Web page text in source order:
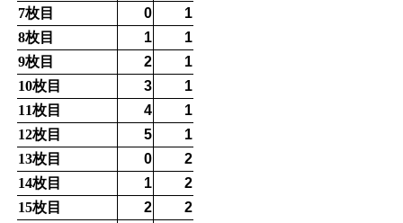
7枚目
0
1
8枚目
1
1
9枚目
2
1
10枚目
3
1
11枚目
4
1
12枚目
5
1
13枚目
0
2
14枚目
1
2
15枚目
2
2